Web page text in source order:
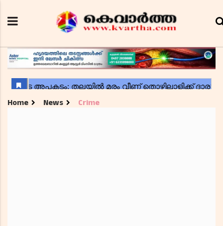
Home News Crime